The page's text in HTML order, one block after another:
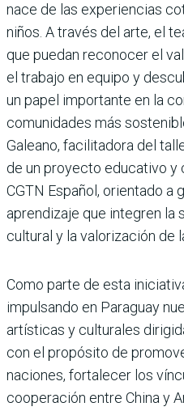
nace de las experiencias
niños. A través del arte, el
que puedan reconocer el
el trabajo en equipo y
un papel importante en la
comunidades más
Galeano, facilitadora del
de un proyecto educativo y
CGTN Español, orientado a
aprendizaje que integren la
cultural y la valorización de
Como parte de esta
impulsando en Paraguay
artísticas y culturales
con el propósito de
naciones, fortalecer los
cooperación entre China y